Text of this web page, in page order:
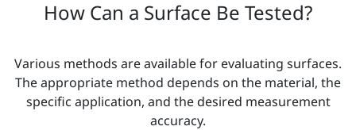
How Can a Surface Be Tested?
Various methods are available for evaluating surfaces.
The appropriate method depends on the material, the
specific application, and the desired measurement
accuracy.